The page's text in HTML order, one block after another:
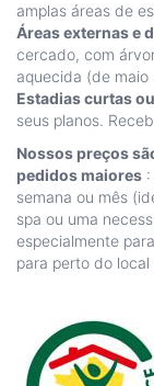
amplas áreas de
Áreas externas e
cercado, com
aquecida (de
Estadias curtas
seus planos.
Nossos preços
pedidos maiores
semana ou mês
spa ou uma
especialmente
para perto do